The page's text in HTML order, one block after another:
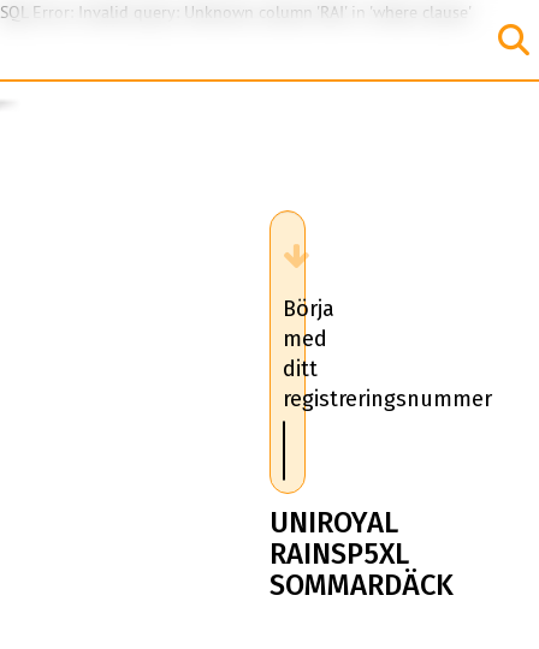
SQL Error: Invalid query: Unknown column 'RAI' in 'where clause'
Börja
med
ditt
registreringsnummer
UNIROYAL
RAINSP5XL
SOMMARDÄCK